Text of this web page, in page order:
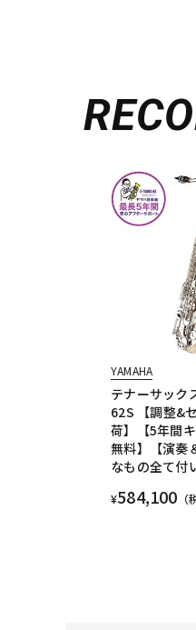
YAMAHA
テナーサック
62S 【調整&
荷】【5年間
無料】【演奏
なもの全て付
¥584,100 （